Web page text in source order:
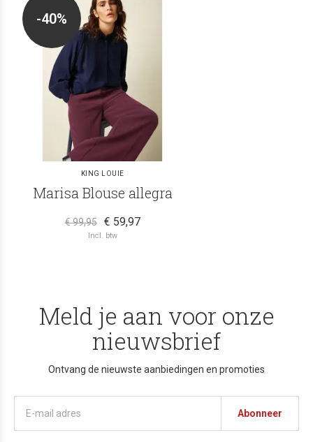
-40%
KING LOUIE
Marisa Blouse allegra
€ 99,95 € 59,97
Incl. btw
Meld je aan voor onze
nieuwsbrief
Ontvang de nieuwste aanbiedingen en promoties
Abonneer